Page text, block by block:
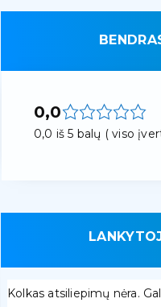
0,0
0,0 iš 5 balų ( viso
Kolkas atsiliepimų nėra.